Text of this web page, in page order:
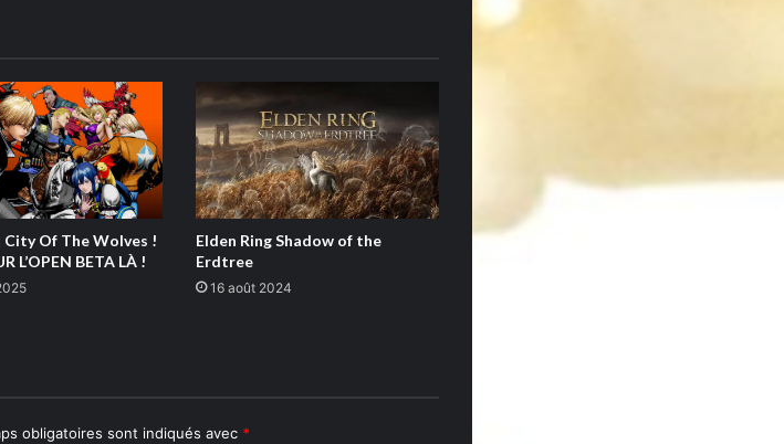
City Of The Wolves !
L’OPEN BETA LÀ !
Elden Ring Shadow of the
Erdtree
16 août 2024
obligatoires sont indiqués avec *